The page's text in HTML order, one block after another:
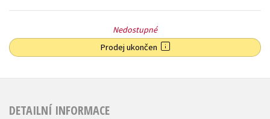
Nedostupné
Prodej ukončen
DETAILNÍ INFORMACE